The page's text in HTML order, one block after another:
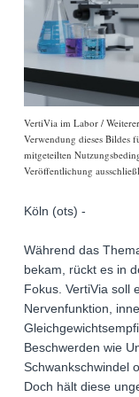
VertiVia im Labor /
Verwendung dieses Bildes
mitgeteilten
Veröffentlichung
Köln (ots) -
Während das
bekam, rückt es in
Fokus. VertiVia soll
Nervenfunktion,
Beschwerden wie
Schwankschwindel
Doch hält diese